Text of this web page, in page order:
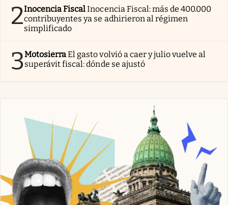
2Inocencia FiscalInocencia Fiscal: más de 400.000
contribuyentes ya se adhirieron al régimen
simplificado
3MotosierraEl gasto volvió a caer y julio vuelve al
superávit fiscal: dónde se ajustó